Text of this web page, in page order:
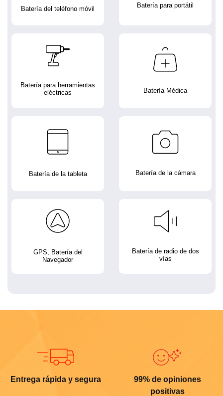
Batería del teléfono móvil Batería para portátil
Batería para herramientas
eléctricas
Batería Médica
Batería de la tableta Batería de la cámara
GPS, Batería del
Navegador
Batería de radio de dos
vías
Entrega rápida y segura
99% de opiniones
positivas